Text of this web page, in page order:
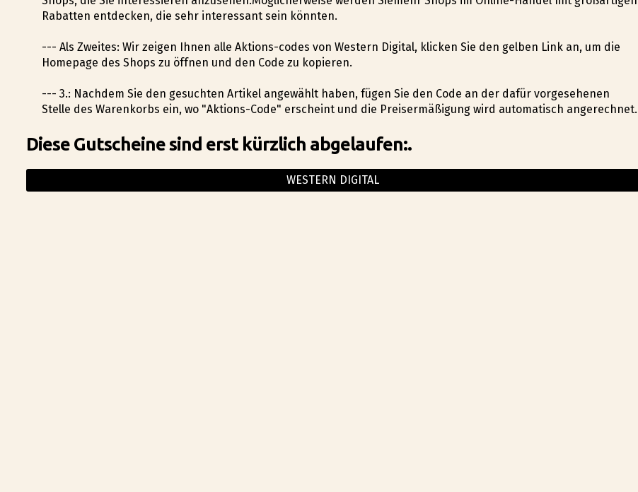
Rabatten entdecken, die sehr interessant sein könnten.
--- Als Zweites: Wir zeigen Ihnen alle Aktions-codes von Western Digital, klicken Sie den gelben Link an, um die
Homepage des Shops zu öffnen und den Code zu kopieren.
--- 3.: Nachdem Sie den gesuchten Artikel angewählt haben, fügen Sie den Code an der dafür vorgesehenen
Stelle des Warenkorbs ein, wo "Aktions-Code" erscheint und die Preisermäßigung wird automatisch angerechnet.
Diese Gutscheine sind erst kürzlich abgelaufen:.
WESTERN DIGITAL